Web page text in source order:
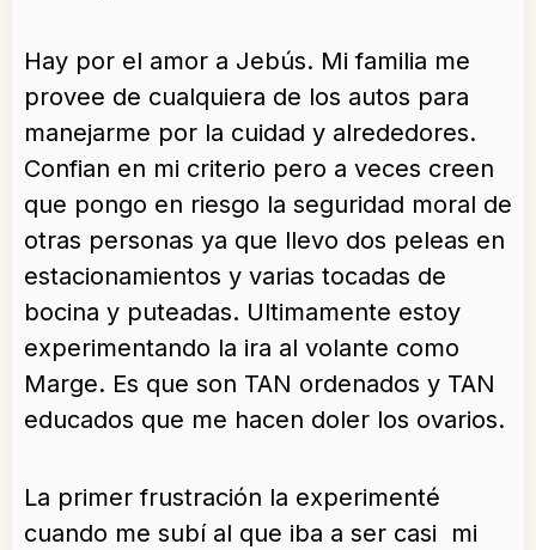
Hay por el amor a Jebús. Mi familia me
provee de cualquiera de los autos para
manejarme por la cuidad y alrededores.
Confian en mi criterio pero a veces creen
que pongo en riesgo la seguridad moral de
otras personas ya que llevo dos peleas en
estacionamientos y varias tocadas de
bocina y puteadas. Ultimamente estoy
experimentando la ira al volante como
Marge. Es que son TAN ordenados y TAN
educados que me hacen doler los ovarios.
La primer frustración la experimenté
cuando me subí al que iba a ser casi mi